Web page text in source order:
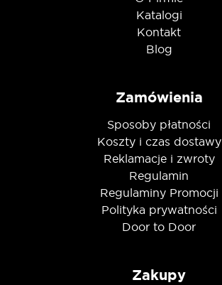
Katalogi
Kontakt
Blog
Zamówienia
Sposoby płatności
Koszty i czas dostawy
Reklamacje i zwroty
Regulamin
Regulaminy Promocji
Polityka prywatności
Door to Door
Zakupy